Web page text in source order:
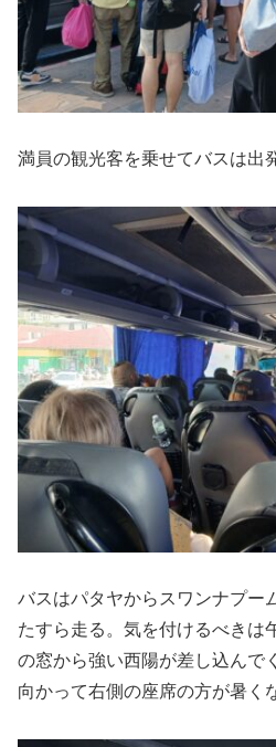
満員の観光客を乗せてバスは出
バスはパタヤからスワンナプー
たすら走る。気を付けるべきは
の窓から強い西陽が差し込んで
向かって右側の座席の方が暑く